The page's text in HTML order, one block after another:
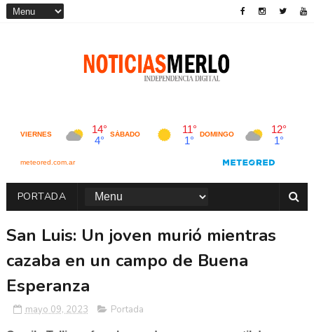
PORTADA
San Luis: Un joven murió mientras
cazaba en un campo de Buena
Esperanza
mayo 09, 2023 Portada